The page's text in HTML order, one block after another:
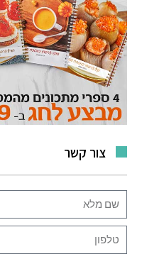
צור קשר